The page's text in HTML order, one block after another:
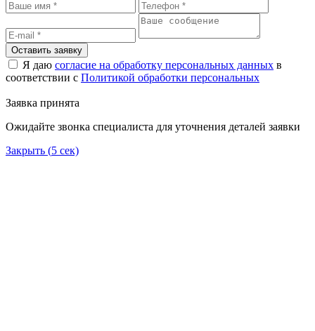
Оставить заявку
Я даю согласие на обработку персональных данных в
соответствии с Политикой обработки персональных
Заявка принята
Ожидайте звонка специалиста для уточнения деталей заявки
Закрыть (5 сек)